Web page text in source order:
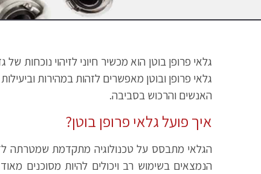
גלאי פרופן בוטן הוא מכשיר חיוני לזיהוי נוכחות
גלאי פרופן ובוטן מאפשרים לזהות במהירות
האנשים והרכוש בסביבה.
איך פועל גלאי פרופן בוטן?
הגלאי מתבסס על טכנולוגיה מתקדמת שמטרתה
הנמצאים בשימוש רב ויכולים להיות מסוכנים